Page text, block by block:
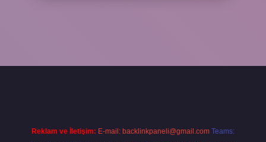
Reklam ve İletişim: E-mail: backlinkpaneli@gmail.com Teams: